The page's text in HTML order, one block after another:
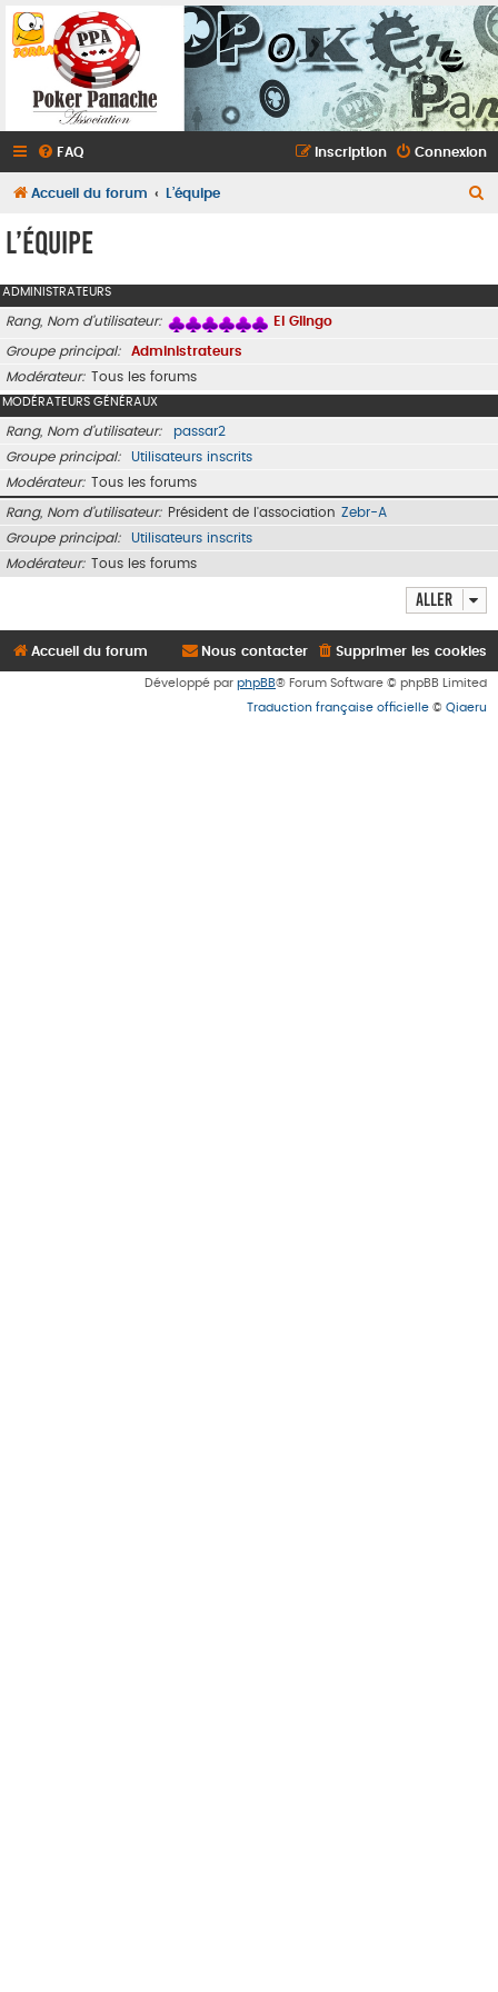
FAQ Connexion
Inscription
Accueil du forum L’équipe
e
h
L’équipe
ADMINISTRATEURS
Rang, Nom d’utilisateur El Glingo
Groupe principal
Administrateurs
Modérateur
Tous les forums
MODÉRATEURS GÉNÉRAUX
Rang, Nom d’utilisateur
passar2
Groupe principal
Utilisateurs inscrits
Modérateur
Tous les forums
Rang, Nom d’utilisateur Président de l'association Zebr-A
Groupe principal
Utilisateurs inscrits
Modérateur
Tous les forums
Aller
Accueil du forum Supprimer les cookies
Nous contacter
Développé par phpBB® Forum Software © phpBB Limited
Traduction française officielle © Qiaeru